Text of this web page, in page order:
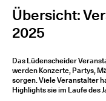
Übersicht:
2025
Das Lüdenscheider
werden Konzerte, Partys,
sorgen. Viele Veranstalter
Highlights sie im Laufe des